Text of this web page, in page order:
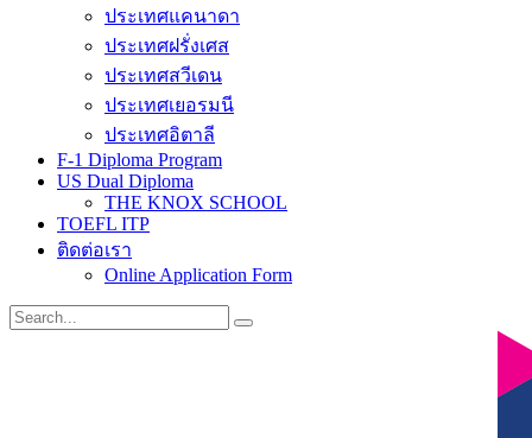
ประเทศแคนาดา
ประเทศฝรั่งเศส
ประเทศสวีเดน
ประเทศเยอรมนี
ประเทศอิตาลี
F-1 Diploma Program
US Dual Diploma
THE KNOX SCHOOL
TOEFL ITP
ติดต่อเรา
Online Application Form